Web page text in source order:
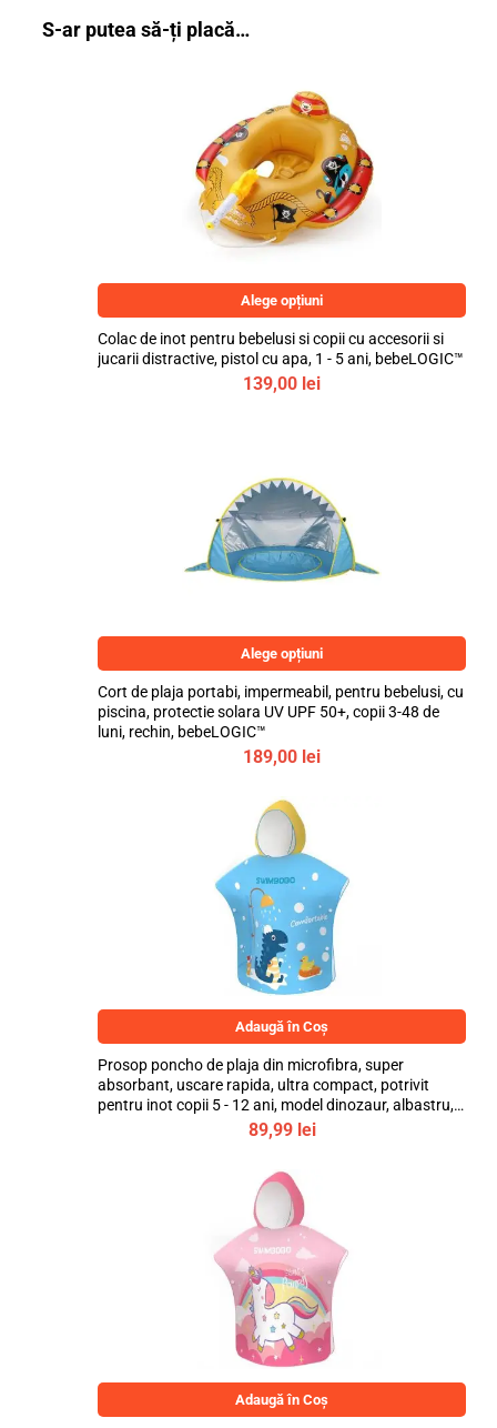
S-ar putea să-ți placă…
Alege opțiuni
Colac de inot pentru bebelusi si copii cu accesorii si
jucarii distractive, pistol cu apa, 1 - 5 ani, bebeLOGIC™
139,00 lei
Alege opțiuni
Cort de plaja portabi, impermeabil, pentru bebelusi, cu
piscina, protectie solara UV UPF 50+, copii 3-48 de
luni, rechin, bebeLOGIC™
189,00 lei
Adaugă în Coș
Prosop poncho de plaja din microfibra, super
absorbant, uscare rapida, ultra compact, potrivit
pentru inot copii 5 - 12 ani, model dinozaur, albastru,
89,99 lei
Adaugă în Coș